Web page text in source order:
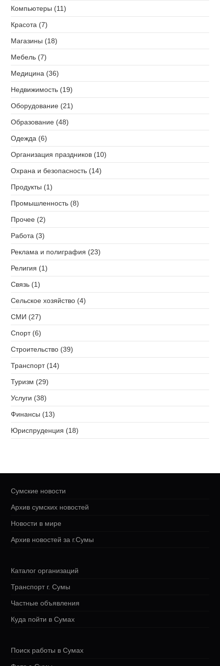
Компьютеры (11)
Красота (7)
Магазины (18)
Мебель (7)
Медицина (36)
Недвижимость (19)
Оборудование (21)
Образование (48)
Одежда (6)
Организация праздников (10)
Охрана и безопасность (14)
Продукты (1)
Промышленность (8)
Прочее (2)
Работа (3)
Реклама и полиграфия (23)
Религия (1)
Связь (1)
Сельское хозяйство (4)
СМИ (27)
Спорт (6)
Строительство (39)
Транспорт (14)
Туризм (29)
Услуги (38)
Финансы (13)
Юриспруденция (18)
Сумские новости
Архив сумских новостей
Новости в мире
Архив новостей за г.Сумы
Каталог организаций
Транспорт г. Сумы
Частные объявления
Куда пойти в Сумах
Поиск работы в Сумах